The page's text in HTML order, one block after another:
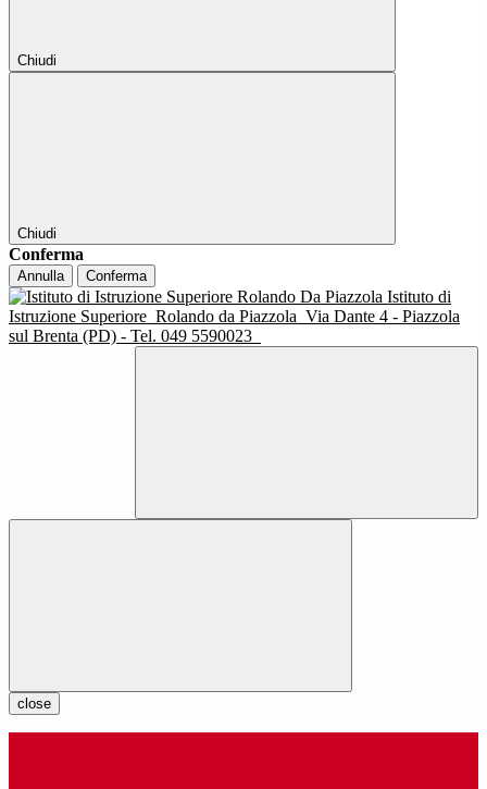
Chiudi
Chiudi
Conferma
Annulla Conferma
Istituto di
Istruzione Superiore Rolando da Piazzola Via Dante 4 - Piazzola
sul Brenta (PD) - Tel. 049 5590023
close